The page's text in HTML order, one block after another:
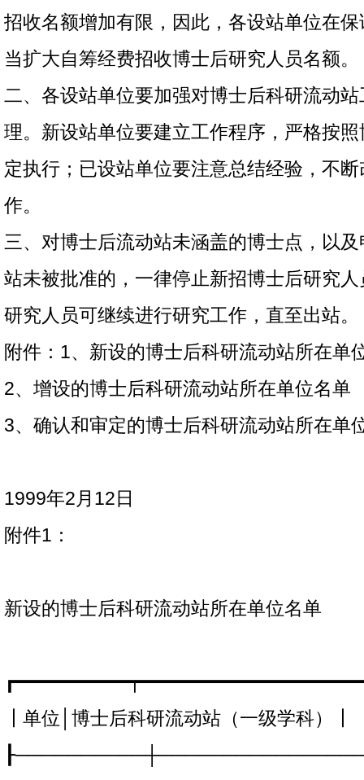
招收名额增加有限，因此，各设站单位在
当扩大自筹经费招收博士后研究人员名额。
二、各设站单位要加强对博士后科研流动
理。新设站单位要建立工作程序，严格按
定执行；已设站单位要注意总结经验，不
作。
三、对博士后流动站未涵盖的博士点，以
站未被批准的，一律停止新招博士后研究
研究人员可继续进行研究工作，直至出站。
附件：1、新设的博士后科研流动站所在单
2、增设的博士后科研流动站所在单位名单
3、确认和审定的博士后科研流动站所在单
1999年2月12日
附件1：
新设的博士后科研流动站所在单位名单
┃单位│博士后科研流动站（一级学科）┃